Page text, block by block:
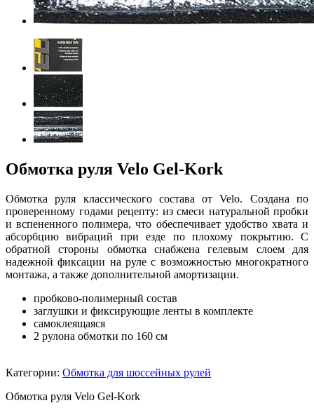
Обмотка руля Velo Gel-Kork
Обмотка руля классического состава от Velo. Создана по
проверенному годами рецепту: из смеси натуральной пробки
и вспененного полимера, что обеспечивает удобство хвата и
абсорбцию вибраций при езде по плохому покрытию. С
обратной стороны обмотка снабжена гелевым слоем для
надежной фиксации на руле с возможностью многократного
монтажа, а также дополнительной амортизации.
пробково-полимерный состав
заглушки и фиксирующие ленты в комплекте
самоклеящаяся
2 рулона обмотки по 160 см
Категории: Обмотка для шоссейных рулей
Обмотка руля Velo Gel-Kork